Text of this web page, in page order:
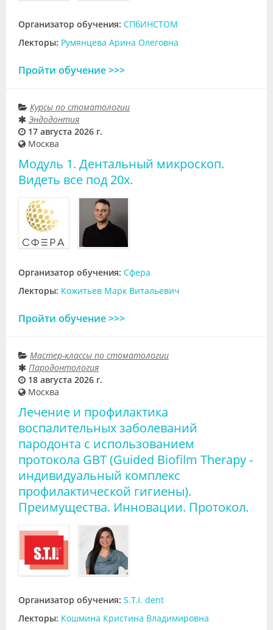
Организатор обучения: СПбИНСТОМ
Лекторы: Румянцева Арина Олеговна
Пройти обучение >>>
Курсы по стоматологии
Эндодонтия
17 августа 2026 г.
Москва
Модуль 1. Дентальный микроскоп.
Видеть все под 20х.
Организатор обучения: Сфера
Лекторы: Кожитьев Марк Витальевич
Пройти обучение >>>
Мастер-классы по стоматологии
Пародонтология
18 августа 2026 г.
Москва
Лечение и профилактика
воспалительных заболеваний
пародонта с использованием
протокола GBT (Guided Biofilm Therapy -
индивидуальный комплекс
профилактической гигиены).
Преимущества. Инновации. Протокол.
Организатор обучения: S.T.I. dent
Лекторы: Кошмина Кристина Владимировна